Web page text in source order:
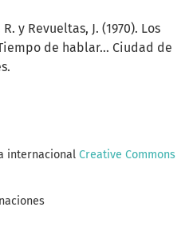
y Revueltas, J. (1970). Los
de hablar... Ciudad de
internacional Creative Commons